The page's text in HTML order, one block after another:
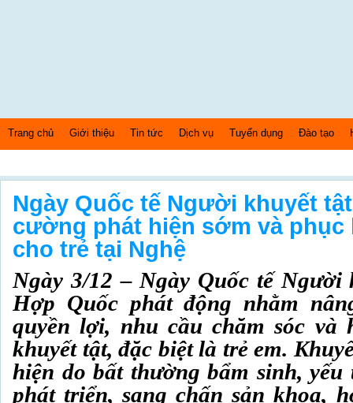
Trang chủ Giới thiệu Tin tức Dịch vụ Tuyển dụng Đào tạo
Ngày Quốc tế Người khuyết
cường phát hiện sớm và phục
cho trẻ tại Nghệ
Ngày 3/12 – Ngày Quốc tế
Hợp Quốc phát động nhằm
quyền lợi, nhu cầu chăm sóc và
khuyết tật, đặc biệt là trẻ em.
hiện do bất thường bẩm sinh,
phát triển, sang chấn sản khoa,